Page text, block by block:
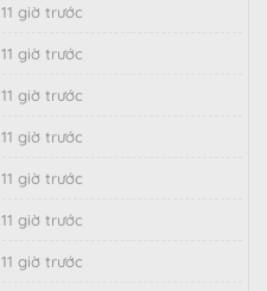
11 giờ trước
11 giờ trước
11 giờ trước
11 giờ trước
11 giờ trước
11 giờ trước
11 giờ trước